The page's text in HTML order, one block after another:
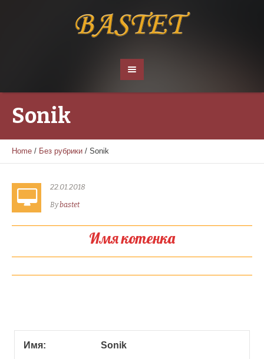
Sonik
Home / Без рубрики / Sonik
22.01.2018
Bybastet
Имя котенка
Имя: Sonik